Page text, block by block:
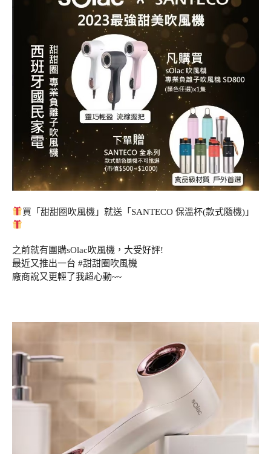
買「甜甜圈吹風機」就送「SANTECO 保溫杯(款式隨機)」
之前就有團購sOlac吹風機，大受好評!
最近又推出一台 #甜甜圈吹風機
廠商說又更輕了我超心動~~